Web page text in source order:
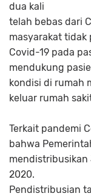
dua kali
telah bebas dari
masyarakat
Covid-19 pada
mendukung
kondisi di rumah
keluar rumah
Terkait pandemi
bahwa
mendistribusikan
2020.
Pendistribusian